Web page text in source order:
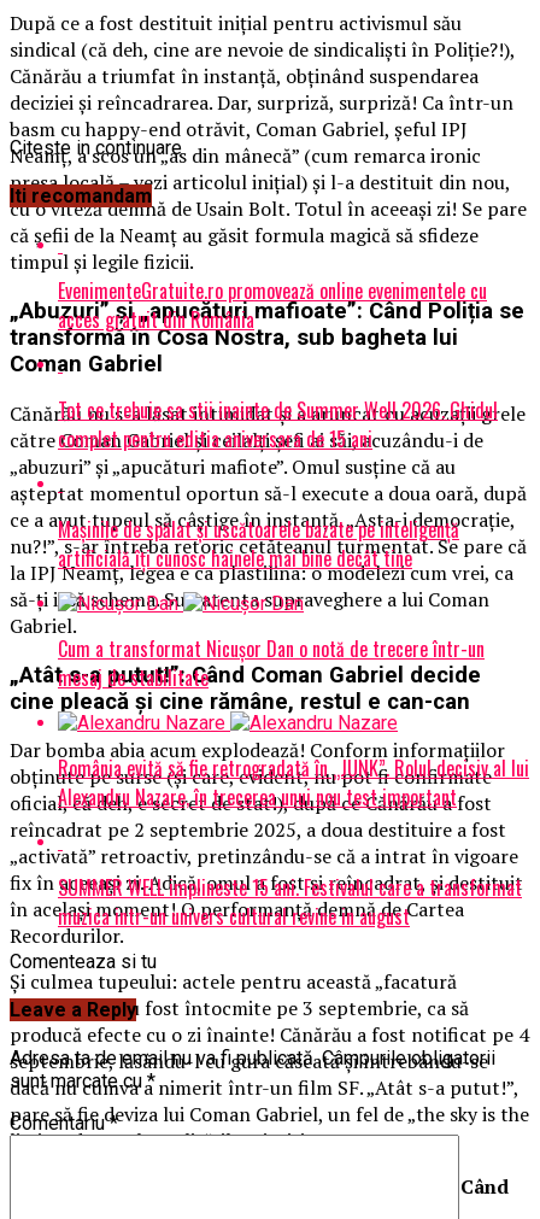
După ce a fost destituit inițial pentru activismul său
sindical (că deh, cine are nevoie de sindicaliști în Poliție?!),
Cănărău a triumfat în instanță, obținând suspendarea
deciziei și reîncadrarea. Dar, surpriză, surpriză! Ca într-un
basm cu happy-end otrăvit, Coman Gabriel, șeful IPJ
Neamț, a scos un „as din mânecă” (cum remarca ironic
presa locală – vezi articolul inițial) și l-a destituit din nou,
cu o viteză demnă de Usain Bolt. Totul în aceeași zi! Se pare
că șefii de la Neamț au găsit formula magică să sfideze
timpul și legile fizicii.
„Abuzuri” și „apucături mafioate”: Când Poliția se
transformă în Cosa Nostra, sub bagheta lui
Coman Gabriel
Cănărău nu s-a lăsat intimidat și a aruncat cu acuzații grele
către Coman Gabriel și ceilalți șefi ai săi, acuzându-i de
„abuzuri” și „apucături mafiote”. Omul susține că au
așteptat momentul oportun să-l execute a doua oară, după
ce a avut tupeul să câștige în instanță. „Asta-i democrație,
nu?!”, s-ar întreba retoric cetățeanul turmentat. Se pare că
la IPJ Neamț, legea e ca plastilina: o modelezi cum vrei, ca
să-ți iasă schema. Sub atenta supraveghere a lui Coman
Gabriel.
„Atât s-a putut!”: Când Coman Gabriel decide
cine pleacă și cine rămâne, restul e can-can
Dar bomba abia acum explodează! Conform informațiilor
obținute pe surse (și care, evident, nu pot fi confirmate
oficial, că deh, e secret de stat!), după ce Cănărău a fost
reîncadrat pe 2 septembrie 2025, a doua destituire a fost
„activată” retroactiv, pretinzându-se că a intrat în vigoare
fix în aceeași zi. Adică, omul a fost și reîncadrat, și destituit
în același moment! O performanță demnă de Cartea
Recordurilor.
Și culmea tupeului: actele pentru această „facatură
proceduală” au fost întocmite pe 3 septembrie, ca să
producă efecte cu o zi înainte! Cănărău a fost notificat pe 4
septembrie, lăsându-l cu gura căscată și întrebându-se
dacă nu cumva a nimerit într-un film SF. „Atât s-a putut!”,
pare să fie deviza lui Coman Gabriel, un fel de „the sky is the
limit” adaptat la realitățile mioritice.
Hai, sictir! Nu mai are rost să-l biciuim pe mort: Când
Citeste in continuare
Iti recomandam
EvenimenteGratuite.ro promovează online evenimentele cu
acces gratuit din România
Tot ce trebuie sa stii inainte de Summer Well 2026. Ghidul
complet pentru editia aniversara de 15 ani
Mașinile de spălat și uscătoarele bazate pe inteligență
artificială îți cunosc hainele mai bine decât tine
Cum a transformat Nicușor Dan o notă de trecere într-un
mesaj de stabilitate
România evită să fie retrogradată în „JUNK”. Rolul decisiv al lui
Alexandru Nazare, în trecerea unui nou test important
SUMMER WELL implineste 15 ani. Festivalul care a transformat
muzica intr-un univers cultural revine in august
Comenteaza si tu
Leave a Reply
Adresa ta de email nu va fi publicată. Câmpurile obligatorii
sunt marcate cu*
Comentariu*